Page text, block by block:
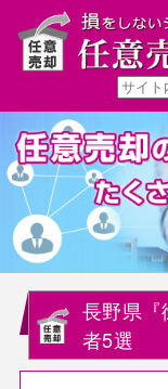
長野県
者5選